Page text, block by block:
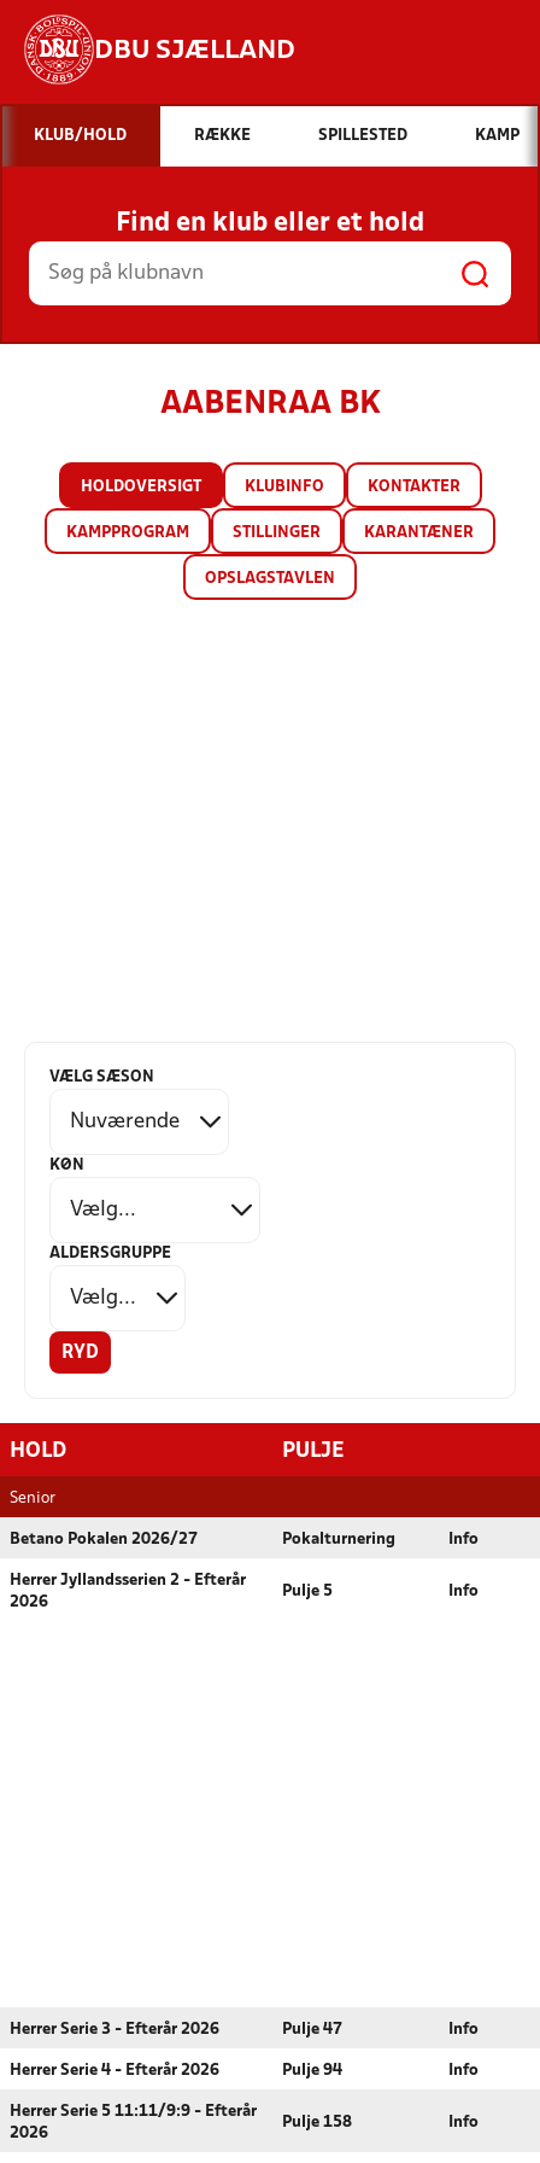
DBU SJÆLLAND
Hvad vil du søge efter?
INDHOLD OG NYHEDER
STILLINGER, RESULTATER, KLUBBER OG
HOLD
KLUB/HOLD RÆKKE SPILLESTED KAMP
Find en klub eller et hold
AABENRAA BK
HOLDOVERSIGT KLUBINFO KONTAKTER
KAMPPROGRAM STILLINGER KARANTÆNER
OPSLAGSTAVLEN
VÆLG SÆSON
KØN
ALDERSGRUPPE
RYD
HOLD PULJE
Senior
Betano Pokalen 2026/27 Pokalturnering Info
Herrer Jyllandsserien 2 - Efterår
2026
Pulje 5 Info
Herrer Serie 3 - Efterår 2026 Pulje 47 Info
Herrer Serie 4 - Efterår 2026 Pulje 94 Info
Herrer Serie 5 11:11/9:9 - Efterår
2026
Pulje 158 Info